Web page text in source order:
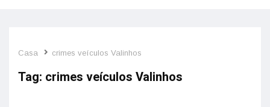
Casa crimes veículos Valinhos
Tag: crimes veículos Valinhos